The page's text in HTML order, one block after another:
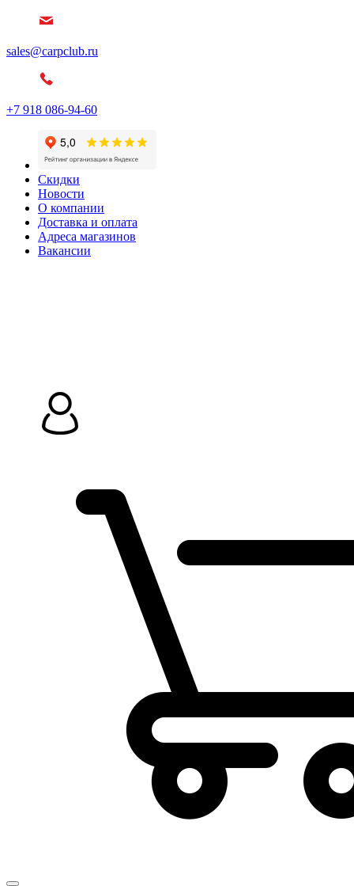
sales@carpclub.ru
+7 918 086-94-60
Скидки
Новости
О компании
Доставка и оплата
Адреса магазинов
Вакансии